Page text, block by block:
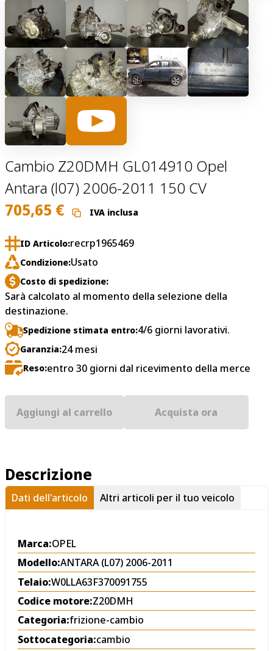
Cambio Z20DMH GL014910 Opel
Antara (l07) 2006-2011 150 CV
705,65 € IVA inclusa
ID Articolo:recrp1965469
Condizione:Usato
Costo di spedizione:
Sarà calcolato al momento della selezione della
destinazione.
Spedizione stimata entro:4/6 giorni lavorativi.
Garanzia:24 mesi
Reso:entro 30 giorni dal ricevimento della merce
Aggiungi al carrello Acquista ora
Descrizione
Dati dell'articolo Altri articoli per il tuo veicolo
Marca:OPEL
Modello:ANTARA (L07) 2006-2011
Telaio:W0LLA63F370091755
Codice motore:Z20DMH
Categoria:frizione-cambio
Sottocategoria:cambio